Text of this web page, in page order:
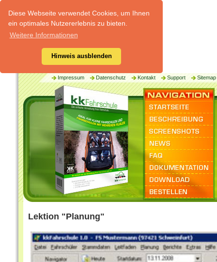
Diese Webseite verwendet Cookies, um Ihnen
ein optimales Nutzererlebnis zu bieten.
Weitere Informationen
Hinweis ausblenden
Impressum Datenschutz Kontakt Support Sitemap
Lektion "Planung"